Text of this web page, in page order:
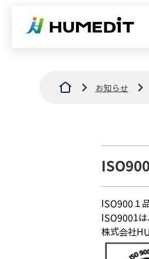
お知らせ
ISO900１
ISO9001
株式会社